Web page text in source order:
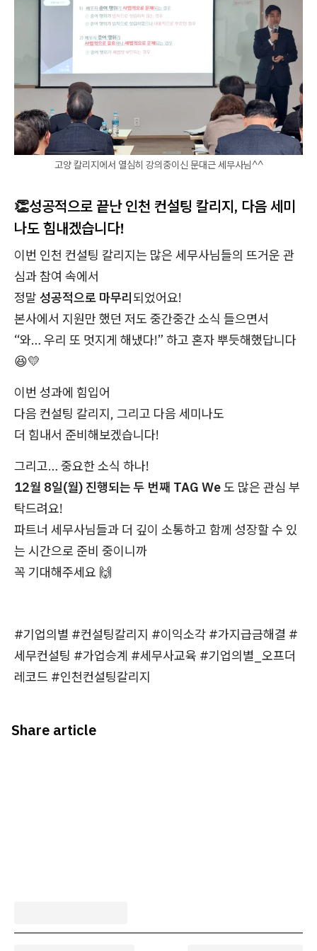
고양 칼리지에서 열심히 강의중이신 문대근 세무사님^^
👏성공적으로 끝난 인천 컨설팅 칼리지, 다음 세미
나도 힘내겠습니다!
이번 인천 컨설팅 칼리지는 많은 세무사님들의 뜨거운 관
심과 참여 속에서
정말 성공적으로 마무리되었어요!
본사에서 지원만 했던 저도 중간중간 소식 들으면서
“와… 우리 또 멋지게 해냈다!” 하고 혼자 뿌듯해했답니다
😆💛
이번 성과에 힘입어
다음 컨설팅 칼리지, 그리고 다음 세미나도
더 힘내서 준비해보겠습니다!
그리고… 중요한 소식 하나!
12월 8일(월) 진행되는 두 번째 TAG We도 많은 관심 부
탁드려요!
파트너 세무사님들과 더 깊이 소통하고 함께 성장할 수 있
는 시간으로 준비 중이니까
꼭 기대해주세요 🙌
#기업의별 #컨설팅칼리지 #이익소각 #가지급금해결 #
세무컨설팅 #가업승계 #세무사교육 #기업의별_오프더
레코드 #인천컨설팅칼리지
Share article